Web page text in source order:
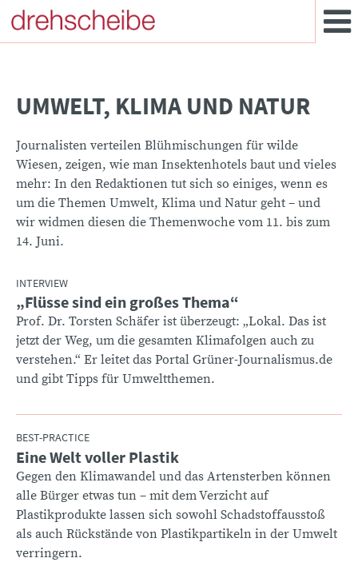
UMWELT, KLIMA UND NATUR
Journalisten verteilen Blühmischungen für wilde
Wiesen, zeigen, wie man Insektenhotels baut und vieles
mehr: In den Redaktionen tut sich so einiges, wenn es
um die Themen Umwelt, Klima und Natur geht – und
wir widmen diesen die Themenwoche vom 11. bis zum
14. Juni.
INTERVIEW
:„Flüsse sind ein großes Thema“
Prof. Dr. Torsten Schäfer ist überzeugt: „Lokal. Das ist
jetzt der Weg, um die gesamten Klimafolgen auch zu
verstehen.“ Er leitet das Portal Grüner-Journalismus.de
und gibt Tipps für Umweltthemen.
BEST-PRACTICE
:Eine Welt voller Plastik
Gegen den Klimawandel und das Artensterben können
alle Bürger etwas tun – mit dem Verzicht auf
Plastikprodukte lassen sich sowohl Schadstoffausstoß
als auch Rückstände von Plastikpartikeln in der Umwelt
verringern.